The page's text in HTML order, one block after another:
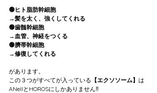
🟢ヒト脂肪幹細胞
→髪を太く、強くしてくれる
🟢歯髄幹細胞
→血管、神経をつくる
🟢臍帯幹細胞
→修復してくれる
があります。
この３つがすべてが入っている 【エクソソーム】 は
ANellとHOROSにしかありません‼️